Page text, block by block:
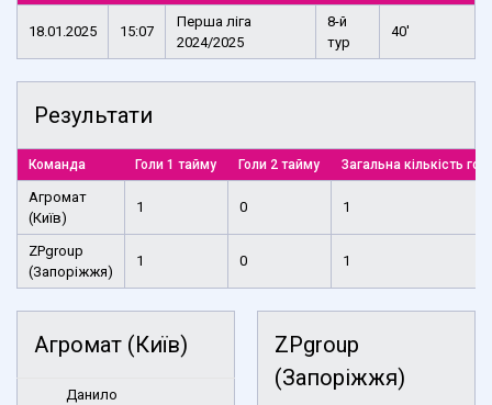
18.01.2025 15:07
Перша ліга
2024/2025
8-й
тур
40'
Результати
Команда Голи 1 тайму Голи 2 тайму Загальна кількість
Агромат
(Київ)
1 0 1
ZPgroup
(Запоріжжя)
1 0 1
Агромат (Київ)
Данило
ZPgroup
(Запоріжжя)